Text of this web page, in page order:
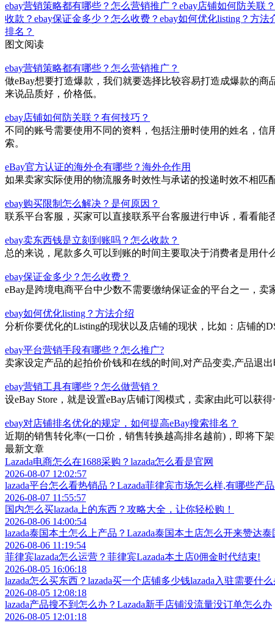
ebay营销策略都有哪些？怎么营销推广？ ebay店铺如何防关联
收款？ ebay保证金多少？怎么收费？ ebay如何优化listing？方法
排名？
图文阅读
ebay营销策略都有哪些？怎么营销推广？
做eBay想要打造爆款，我们就要选择比较容易打造成爆款的
来说品质好，价格低。
ebay店铺如何防关联？有何技巧？
不同的账号需要使用不同的资料，包括注册时使用的姓名，
索。
eBay官方认证的海外仓有哪些？海外仓作用
如果卖家实际使用的物流服务时效性与承诺的投递时效不相
ebay购买限制怎么解决？是何原因？
联系平台客服，买家可以直接联系平台客服进行申诉，看看
ebay卖东西钱是立刻到账吗？怎么收款？
总的来说，尾款多久可以到账的时间主要取决于消费者是用
ebay保证金多少？怎么收费？
eBay是跨境电商平台中少数不需要缴纳保证金的平台之一，
ebay如何优化listing？方法介绍
分析你要优化的Listing的现状以及店铺的现状，比如：店铺的
ebay平台营销手段有哪些？怎么推广?
卖家设定产品的起拍价价钱和在线的时间,对产品变卖,产品退
ebay营销工具有哪些？怎么做营销？
设eBay Store，就是设置eBay店铺订阅模式，卖家由此可以获
ebay对店铺排名优化的规定，如何提高eBay搜索排名？
近期的销售转化率(一口价，销售转换越高排名越前)，即将下
最新文章
Lazada电商怎么在1688采购？lazada怎么看是官网
2026-08-07 12:02:57
lazada平台怎么看热销品？Lazada菲律宾市场怎么样,有哪些产
2026-08-07 11:55:57
国内怎么买lazada上的东西？攻略大全，让你轻松购！
2026-08-06 14:00:54
lazada泰国本土怎么上产品？Lazada泰国本土店怎么开来赞达
2026-08-06 11:19:54
菲律宾lazada怎么运营？菲律宾Lazada本土店0佣金时代结束!
2026-08-05 16:06:18
lazada怎么买东西？lazada买一个店铺多少钱lazada入驻需要什
2026-08-05 12:08:18
lazada产品搜不到怎么办？Lazada新手店铺没流量没订单怎么办
2026-08-05 12:01:18